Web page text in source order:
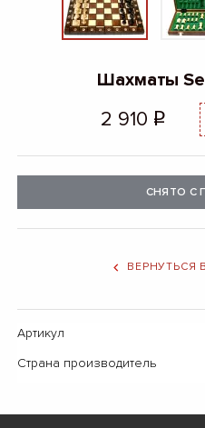
Шахматы
2 910 q
СНЯТО С
ВЕРНУТЬСЯ
Артикул
Страна производитель